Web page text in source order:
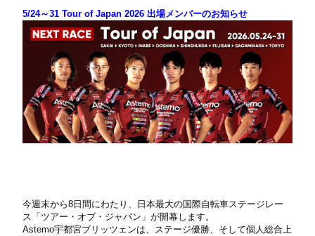
5/24～31 Tour of Japan 2026 出場メンバーのお知らせ
今週末から8日間にわたり、日本最大の国際自転車ステージレー
ス「ツアー・オブ・ジャパン」が開幕します。
Astemo宇都宮ブリッツェンは、ステージ優勝、そして個人総合上